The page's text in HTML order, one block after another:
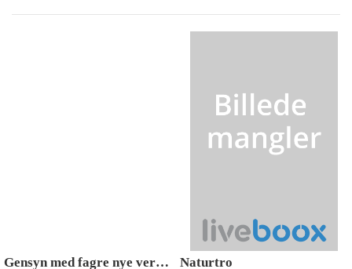
Gensyn med fagre nye verden Naturtro